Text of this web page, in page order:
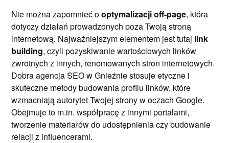
Nie można zapomnieć ooptymalizacji off-page, która
dotyczy działań prowadzonych poza Twoją stroną
internetową. Najważniejszym elementem jest tutaj link
building, czyli pozyskiwanie wartościowych linków
zwrotnych z innych, renomowanych stron internetowych.
Dobra agencja SEO w Gnieźnie stosuje etyczne i
skuteczne metody budowania profilu linków, które
wzmacniają autorytet Twojej strony w oczach Google.
Obejmuje to m.in. współpracę z innymi portalami,
tworzenie materiałów do udostępnienia czy budowanie
relacji z influencerami.